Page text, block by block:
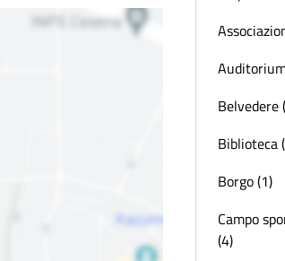
Belvedere
Biblioteca
Borgo (1)
Campo
(4)